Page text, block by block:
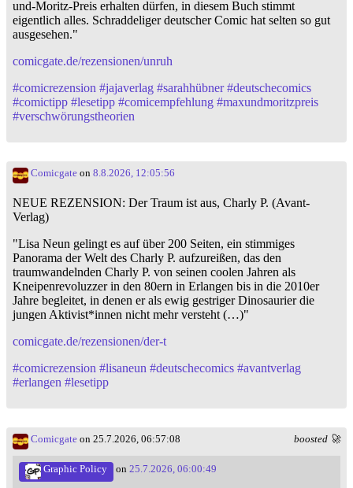
und-Moritz-Preis erhalten dürfen, in diesem Buch stimmt
eigentlich alles. Schraddeliger deutscher Comic hat selten so gut
ausgesehen."
comicgate.de/rezensionen/unruh
#comicrezension #jajaverlag #sarahhübner #deutschecomics
#comictipp #lesetipp #comicempfehlung #maxundmoritzpreis
#verschwörungstheorien
Comicgate on 8.8.2026, 12:05:56
NEUE REZENSION: Der Traum ist aus, Charly P. (Avant-
Verlag)
"Lisa Neun gelingt es auf über 200 Seiten, ein stimmiges
Panorama der Welt des Charly P. aufzureißen, das den
traumwandelnden Charly P. von seinen coolen Jahren als
Kneipenrevoluzzer in den 80ern in Erlangen bis in die 2010er
Jahre begleitet, in denen er als ewig gestriger Dinosaurier die
jungen Aktivist*innen nicht mehr versteht (…)"
comicgate.de/rezensionen/der-t
#comicrezension #lisaneun #deutschecomics #avantverlag
#erlangen #lesetipp
boosted 🚀
Comicgate on 25.7.2026, 06:57:08
Graphic Policy on 25.7.2026, 06:00:49